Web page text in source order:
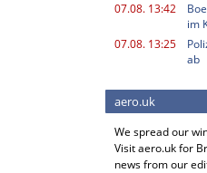
07.08. 13:42
im
07.08. 13:25
ab
aero.uk
We spread our
Visit aero.uk for
news from our